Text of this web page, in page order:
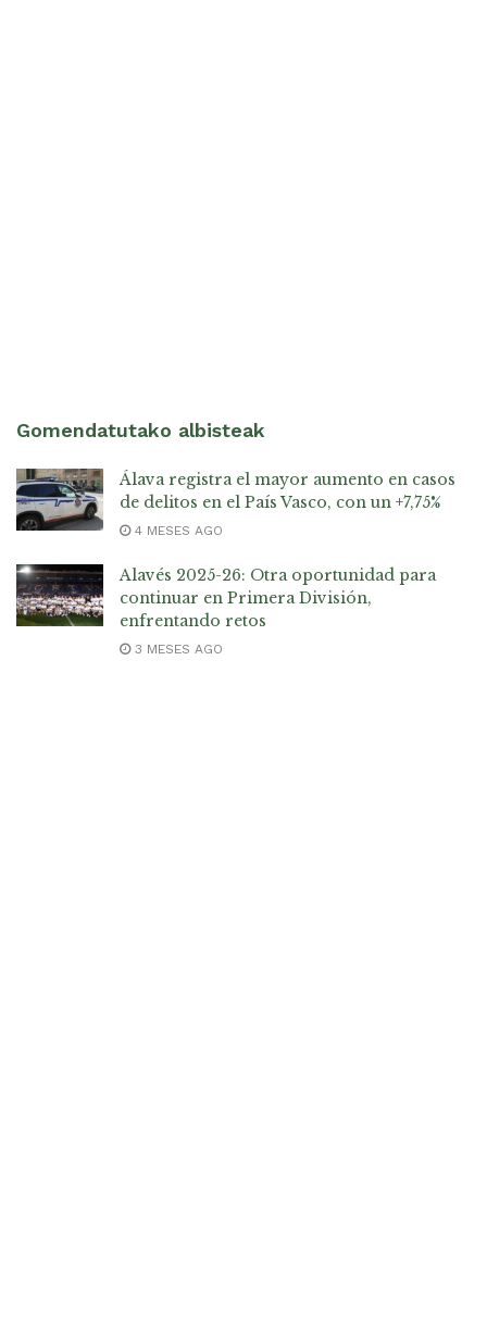
Gomendatutako albisteak
Álava registra el mayor aumento en casos
de delitos en el País Vasco, con un +7,75%
4 MESES AGO
Alavés 2025-26: Otra oportunidad para
continuar en Primera División,
enfrentando retos
3 MESES AGO